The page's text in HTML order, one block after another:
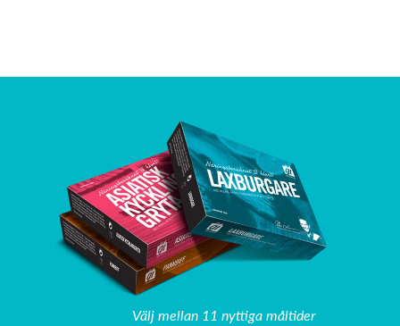
Välj mellan 11 nyttiga måltider